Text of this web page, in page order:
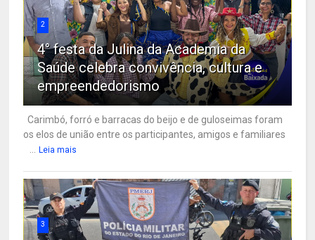
2
4° festa da Julina da Academia da
Saúde celebra convivência, cultura e
empreendedorismo
Carimbó, forró e barracas do beijo e de guloseimas foram
os elos de união entre os participantes, amigos e familiares
... Leia mais
3